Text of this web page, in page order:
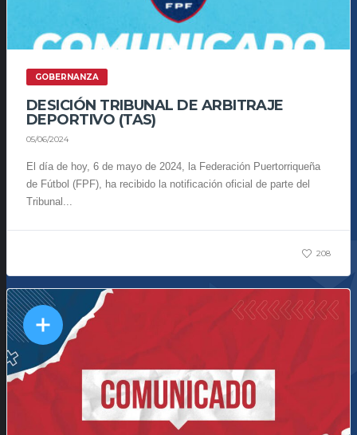
GOBERNANZA
DESICIÓN TRIBUNAL DE ARBITRAJE
DEPORTIVO (TAS)
05/06/2024
El día de hoy, 6 de mayo de 2024, la Federación Puertorriqueña
de Fútbol (FPF), ha recibido la notificación oficial de parte del
Tribunal...
208